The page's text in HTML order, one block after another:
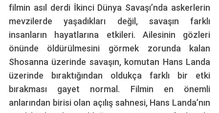
filmin asıl derdi İkinci Dünya Savaşı’nda askerlerin
mevzilerde yaşadıkları değil, savaşın farklı
insanların hayatlarına etkileri. Ailesinin gözleri
önünde öldürülmesini görmek zorunda kalan
Shosanna üzerinde savaşın, komutan Hans Landa
üzerinde bıraktığından oldukça farklı bir etki
bırakması gayet normal. Filmin en önemli
anlarından birisi olan açılış sahnesi, Hans Landa’nın